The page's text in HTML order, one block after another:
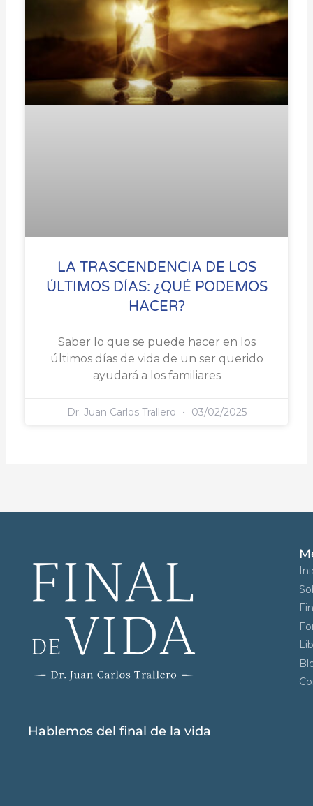
LA TRASCENDENCIA DE LOS
ÚLTIMOS DÍAS: ¿QUÉ PODEMOS
HACER?
Saber lo que se puede hacer en los
últimos días de vida de un ser querido
ayudará a los familiares
Dr. Juan Carlos Trallero 03/02/2025
Hablemos del final de la vida